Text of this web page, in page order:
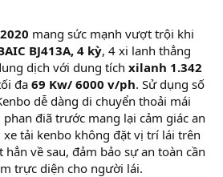
mang sức mạnh vượt trội khi
BJ413A, 4 kỳ, 4 xi lanh thẳng
dịch với dung tích xilanh 1.342
đa 69 Kw/ 6000 v/ph. Sử dụng số
dễ dàng di chuyển thoải mái
điã trước mang lại cảm giác an
xe tải kenbo không đặt vị trí lái trên
về sau, đảm bảo sự an toàn cần
trực diện cho người lái.